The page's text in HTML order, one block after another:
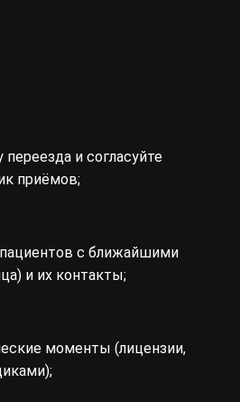
и согласуйте
приёмов;
с ближайшими
и их контакты;
моменты (лицензии,